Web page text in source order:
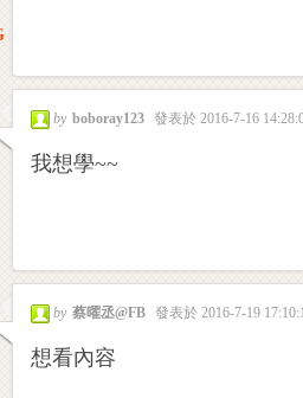
by boboray123 發表於 2016-7-16
我想學~~
by 蔡曜丞@FB 發表於 2016-7-19
想看內容